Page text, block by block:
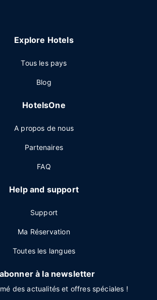
Explore Hotels
Tous les pays
Blog
HotelsOne
A propos de nous
Partenaires
FAQ
Help and support
Support
Ma Réservation
Toutes les langues
à la newsletter
des actualités et offres spéciales !